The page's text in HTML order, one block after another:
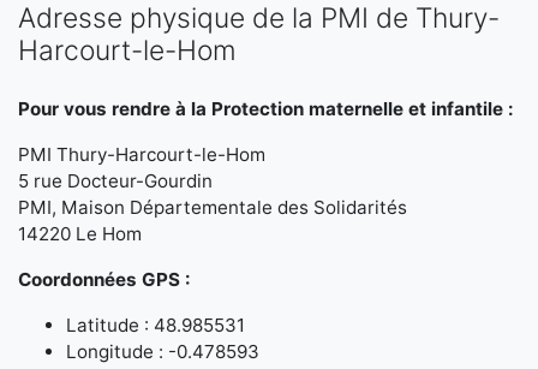
Adresse physique de la PMI de Thury-
Harcourt-le-Hom
Pour vous rendre à la Protection maternelle et infantile :
PMI Thury-Harcourt-le-Hom
5 rue Docteur-Gourdin
PMI, Maison Départementale des Solidarités
14220 Le Hom
Coordonnées GPS :
Latitude : 48.985531
Longitude : -0.478593